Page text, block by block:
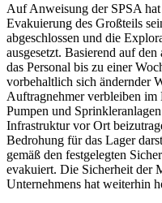
Auf Anweisung der SPSA
Evakuierung des Großteils
abgeschlossen und die
ausgesetzt. Basierend auf
das Personal bis zu einer
vorbehaltlich sich ändernder
Auftragnehmer verbleiben im
Pumpen und
Infrastruktur vor Ort
Bedrohung für das Lager
gemäß den festgelegten
evakuiert. Die Sicherheit der
Unternehmens hat weiterhin